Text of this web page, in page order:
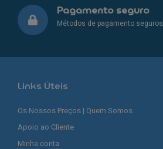
Pagamento seguro
Métodos de pagamento seguros
Links Úteis
Os Nossos Preços | Quem Somos
Apoio ao Cliente
Minha conta